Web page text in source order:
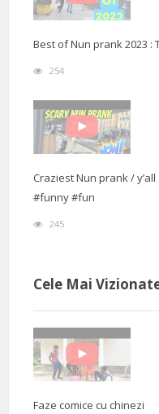
Best of Nun prank 2023 :
254
Craziest Nun prank /
#funny #fun
245
Cele Mai
Faze comice cu chinezi